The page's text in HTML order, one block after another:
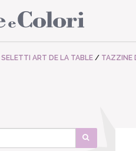
SELETTI ART DE LA TABLE / TAZZINE